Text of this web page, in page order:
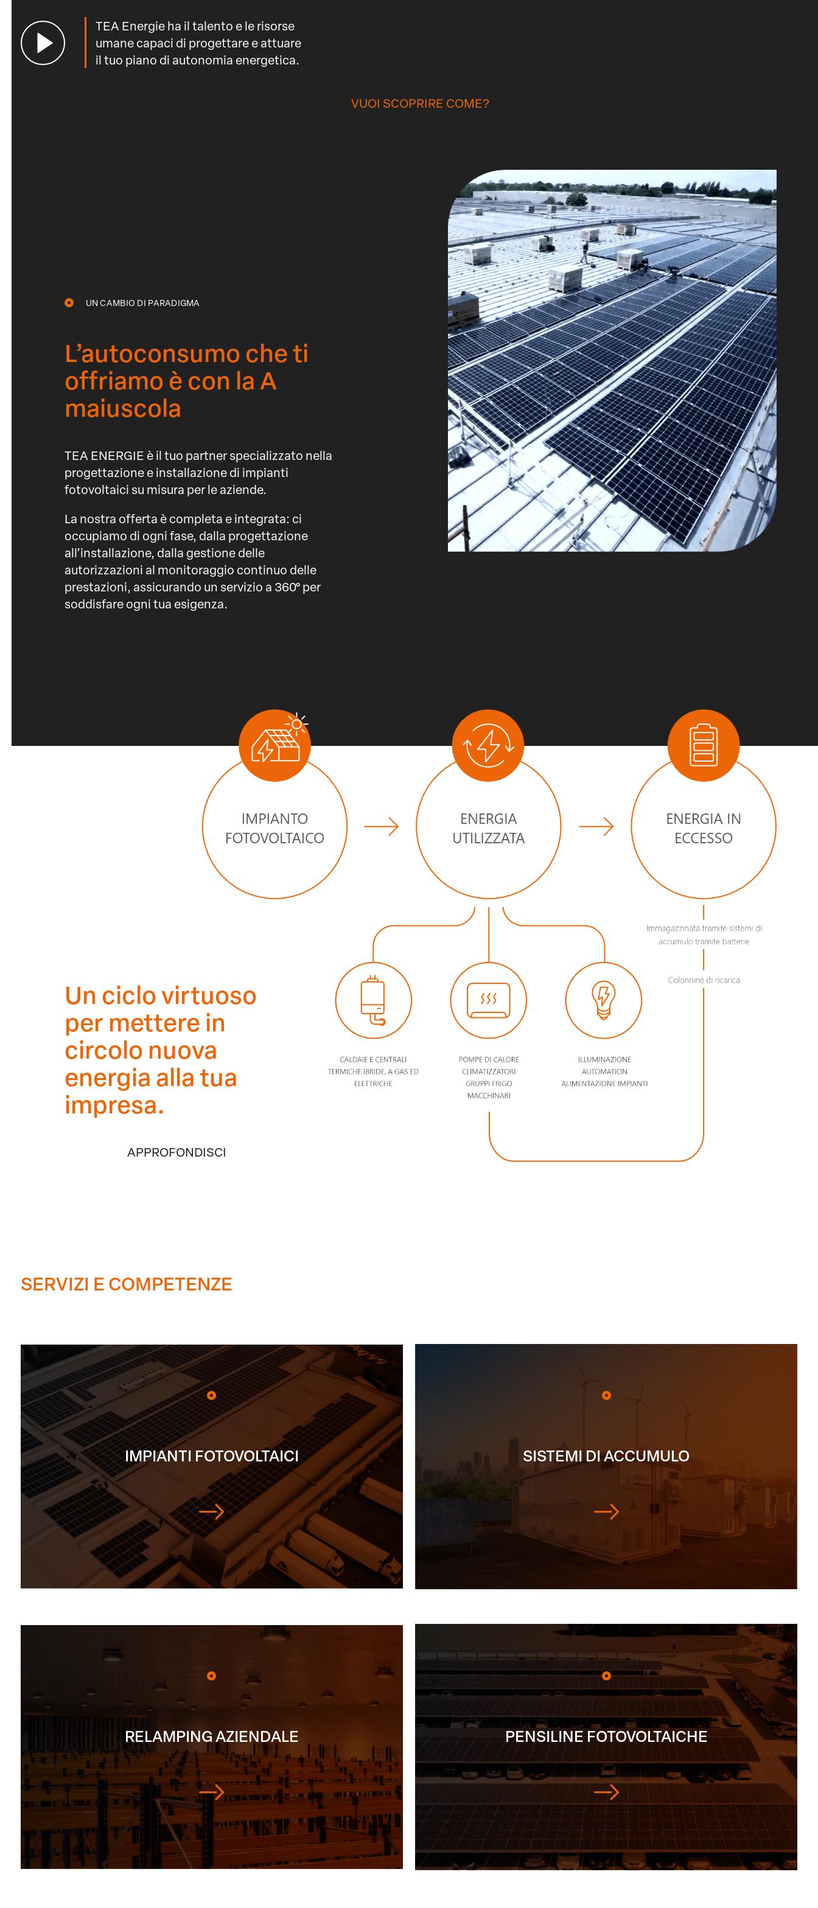
TEA Energie ha il talento e le risorse
umane capaci di progettare e attuare
il tuo piano di autonomia energetica.
VUOI SCOPRIRE COME?
UN CAMBIO DI PARADIGMA
L’autoconsumo che ti
offriamo è con la A
maiuscola
TEA ENERGIE è il tuo partner specializzato nella
progettazione e installazione di impianti
fotovoltaici su misura per le aziende.
La nostra offerta è completa e integrata: ci
occupiamo di ogni fase, dalla progettazione
all’installazione, dalla gestione delle
autorizzazioni al monitoraggio continuo delle
prestazioni, assicurando un servizio a 360° per
soddisfare ogni tua esigenza.
Un ciclo virtuoso
per mettere in
circolo nuova
energia alla tua
impresa.
APPROFONDISCI
SERVIZI E COMPETENZE
IMPIANTI FOTOVOLTAICI SISTEMI DI ACCUMULO
RELAMPING AZIENDALE PENSILINE FOTOVOLTAICHE